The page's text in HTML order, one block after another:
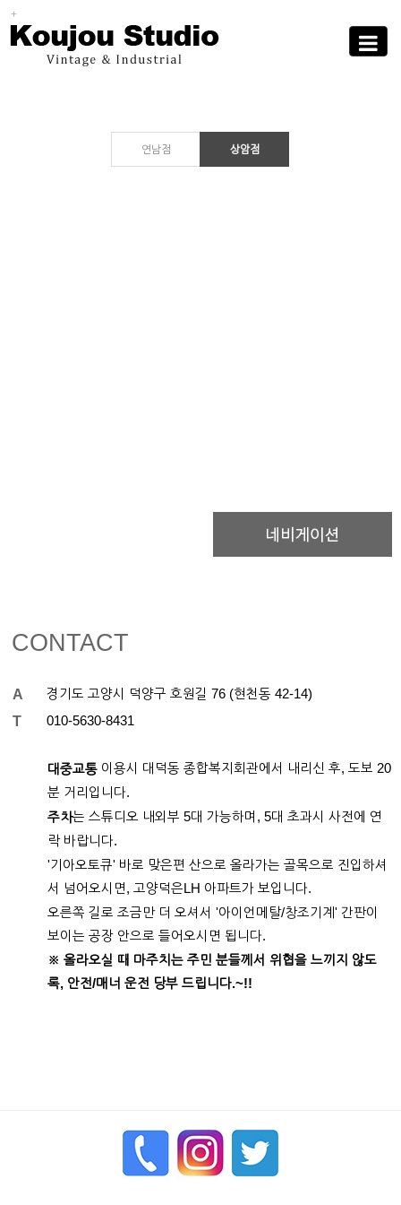
Toggle
연남점 상암점
CONTACT
A 경기도 고양시 덕양구 호원길 76 (현천동 42-14)
T 010-5630-8431
대중교통 이용시 대덕동 종합복지회관에서 내리신 후, 도보 20
분 거리입니다.
주차는 스튜디오 내외부 5대 가능하며, 5대 초과시 사전에 연
락 바랍니다.
'기아오토큐' 바로 맞은편 산으로 올라가는 골목으로 진입하셔
서 넘어오시면, 고양덕은LH 아파트가 보입니다.
오른쪽 길로 조금만 더 오셔서 '아이언메탈/창조기계' 간판이
보이는 공장 안으로 들어오시면 됩니다.
※ 올라오실 때 마주치는 주민 분들께서 위협을 느끼지 않도
록, 안전/매너 운전 당부 드립니다.~!!